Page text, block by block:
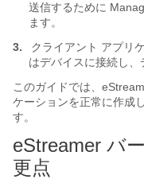
送信するために
ます。
3.
クライアント アプリ
はデバイスに接続し、
このガイドでは、
ケーションを正常に作成
す。
eStreamer バ
更点